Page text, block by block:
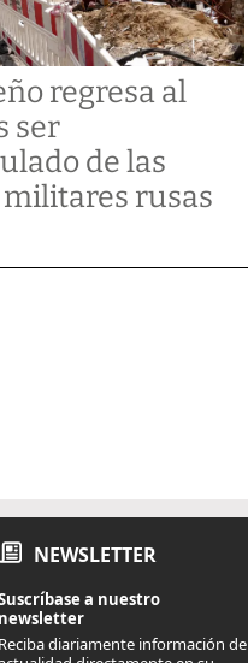
regresa al
ser
de las
rusas
NEWSLETTER
a nuestro
newsletter
Reciba diariamente información de